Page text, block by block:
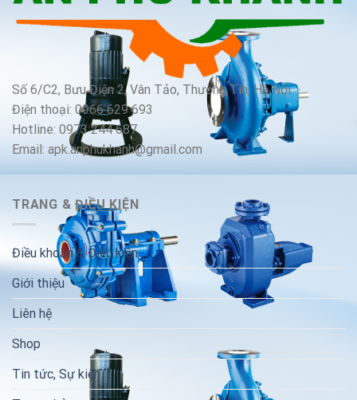
Số 6/C2, Bưu Điện 2, Vân Tảo, Thường Tín, Hà Nội
Điện thoại: 0966 629 693
Hotline: 0973 244 687
Email: apk.anphukhanh@gmail.com
TRANG & ĐIỀU KIỆN
Điều khoản & Điều kiện
Giới thiệu
Liên hệ
Shop
Tin tức, Sự kiện